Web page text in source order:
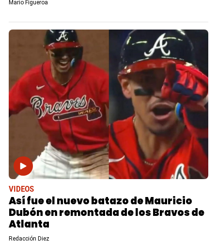
Mario Figueroa
VIDEOS
Así fue el nuevo batazo de Mauricio
Dubón en remontada de los Bravos de
Atlanta
Redacción Diez